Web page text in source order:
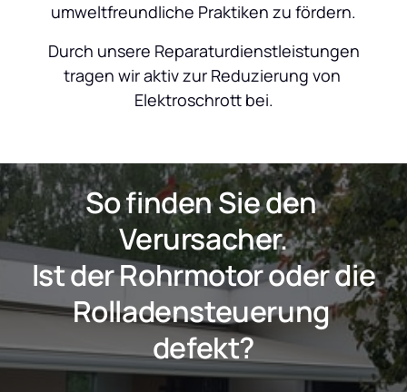
umweltfreundliche Praktiken zu fördern.
tragen wir aktiv zur Reduzierung von
Elektroschrott bei.
So finden Sie den
Verursacher.
Ist der Rohrmotor oder die
Rolladensteuerung
defekt?